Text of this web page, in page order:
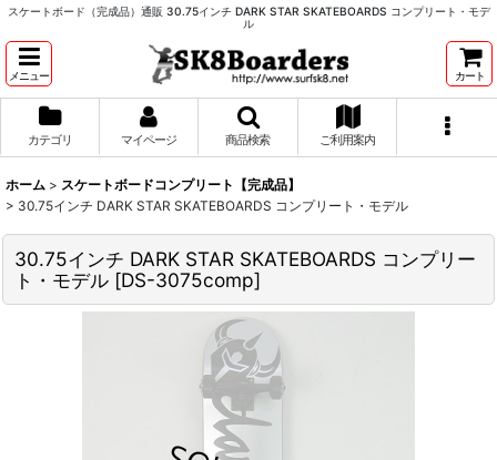
スケートボード（完成品）通販 30.75インチ DARK STAR SKATEBOARDS コンプリート・モデ
ル
メニュー カート
カテゴリ マイページ 商品検索 ご利用案内
ホーム > スケートボードコンプリート【完成品】
> 30.75インチ DARK STAR SKATEBOARDS コンプリート・モデル
30.75インチ DARK STAR SKATEBOARDS コンプリー
ト・モデル [DS-3075comp]